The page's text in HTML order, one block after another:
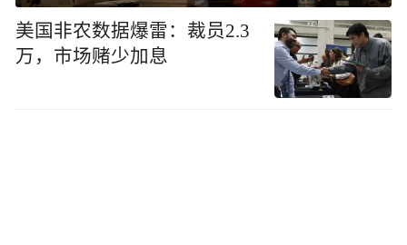
美国非农数据爆雷：裁员2.3
万，市场赌少加息